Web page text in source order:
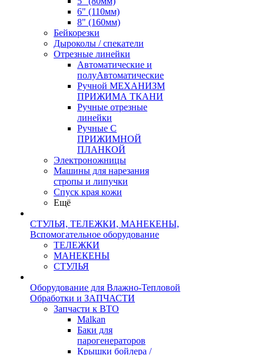
6" (110мм)
8" (160мм)
Бейкорезки
Дыроколы / спекатели
Отрезные линейки
Автоматические и
полуАвтоматические
Ручной МЕХАНИЗМ
ПРИЖИМА ТКАНИ
Ручные отрезные
линейки
Ручные С
ПРИЖИМНОЙ
ПЛАНКОЙ
Электроножницы
Машины для нарезания
стропы и липучки
Спуск края кожи
Ещё
СТУЛЬЯ, ТЕЛЕЖКИ, МАНЕКЕНЫ,
Вспомогательное оборудование
ТЕЛЕЖКИ
МАНЕКЕНЫ
СТУЛЬЯ
Оборудование для Влажно-Тепловой
Обработки и ЗАПЧАСТИ
Запчасти к ВТО
Malkan
Баки для
парогенераторов
Крышки бойлера /